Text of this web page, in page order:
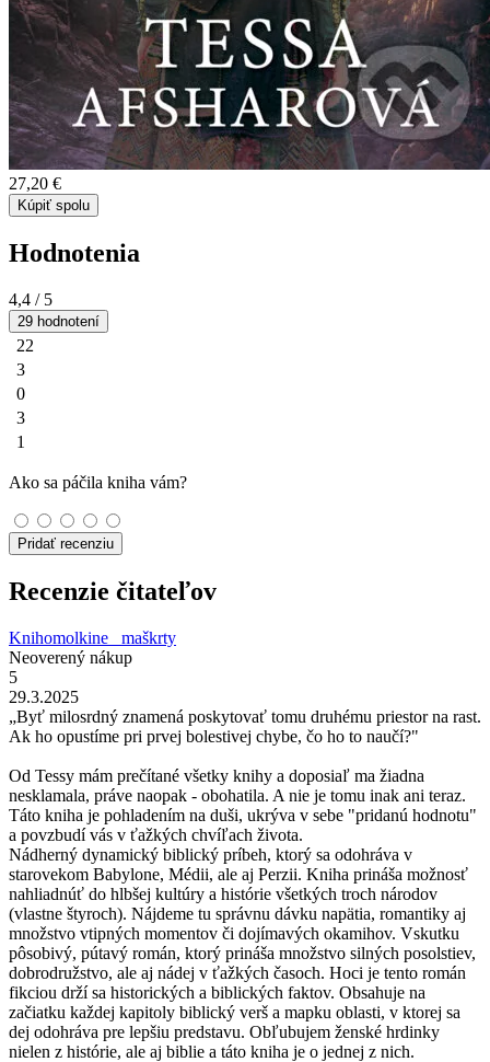
27,20 €
Kúpiť spolu
Hodnotenia
4,4 / 5
29 hodnotení
22
3
0
3
1
Ako sa páčila kniha vám?
Pridať recenziu
Recenzie čitateľov
Knihomolkine_ maškrty
Neoverený nákup
5
29.3.2025
„Byť milosrdný znamená poskytovať tomu druhému priestor na rast.
Ak ho opustíme pri prvej bolestivej chybe, čo ho to naučí?"
Od Tessy mám prečítané všetky knihy a doposiaľ ma žiadna
nesklamala, práve naopak - obohatila. A nie je tomu inak ani teraz.
Táto kniha je pohladením na duši, ukrýva v sebe "pridanú hodnotu"
a povzbudí vás v ťažkých chvíľach života.
Nádherný dynamický biblický príbeh, ktorý sa odohráva v
starovekom Babylone, Médii, ale aj Perzii. Kniha prináša možnosť
nahliadnúť do hlbšej kultúry a histórie všetkých troch národov
(vlastne štyroch). Nájdeme tu správnu dávku napätia, romantiky aj
množstvo vtipných momentov či dojímavých okamihov. Vskutku
pôsobivý, pútavý román, ktorý prináša množstvo silných posolstiev,
dobrodružstvo, ale aj nádej v ťažkých časoch. Hoci je tento román
fikciou drží sa historických a biblických faktov. Obsahuje na
začiatku každej kapitoly biblický verš a mapku oblasti, v ktorej sa
dej odohráva pre lepšiu predstavu. Obľubujem ženské hrdinky
nielen z histórie, ale aj biblie a táto kniha je o jednej z nich.